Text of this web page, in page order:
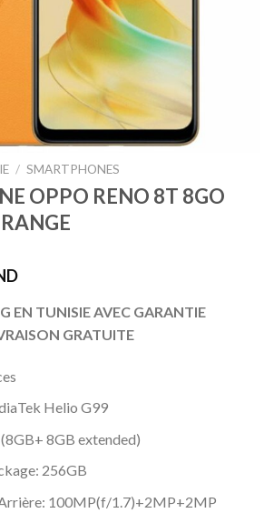
/ SMARTPHONES
OPPO RENO 8T 8GO
EN TUNISIE AVEC GARANTIE
GRATUITE
Helio G99
8GB extended)
256GB
100MP(f/1.7)+2MP+2MP